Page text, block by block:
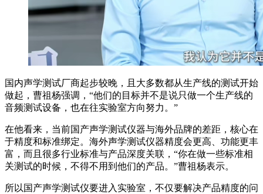
国内声学测试厂商起步较晚，且大多数都从生产线的测试开始
做起，曹祖杨强调，“他们的目标并不是说只做一个生产线的
音频测试设备，也在往实验室方向努力。”
在他看来，当前国产声学测试仪器与海外品牌的差距，核心在
于精度和标准绑定。海外声学测试仪器精度会更高、功能更丰
富，而且很多行业标准与产品深度关联，“你在做一些标准相
关测试的时候，不得不用到他们的产品。”曹祖杨表示。
所以国产声学测试仪要进入实验室，不仅要解决产品精度的问